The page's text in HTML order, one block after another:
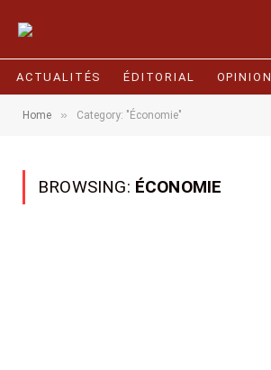
ACTUALITÉS ÉDITORIAL OPINION
Home » Category: "Économie"
BROWSING: ÉCONOMIE